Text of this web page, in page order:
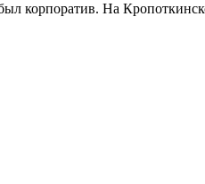
корпоратив. На